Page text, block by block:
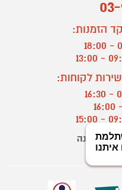
03-
הזמנות:
09:00
לקוחות:
הזמנה